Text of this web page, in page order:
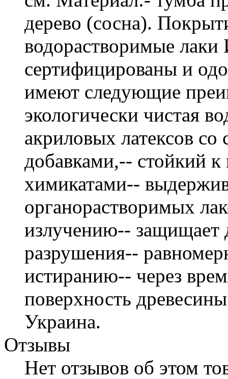
дерево (сосна).
водорастворимые
сертифицированы и
имеют следующие
экологически чистая
акриловых латексов
добавками,-- стойкий
химикатами--
органорастворимых
излучению-- защищает
разрушения--
истиранию-- через
поверхность
Украина.
Отзывы
Нет отзывов об этом